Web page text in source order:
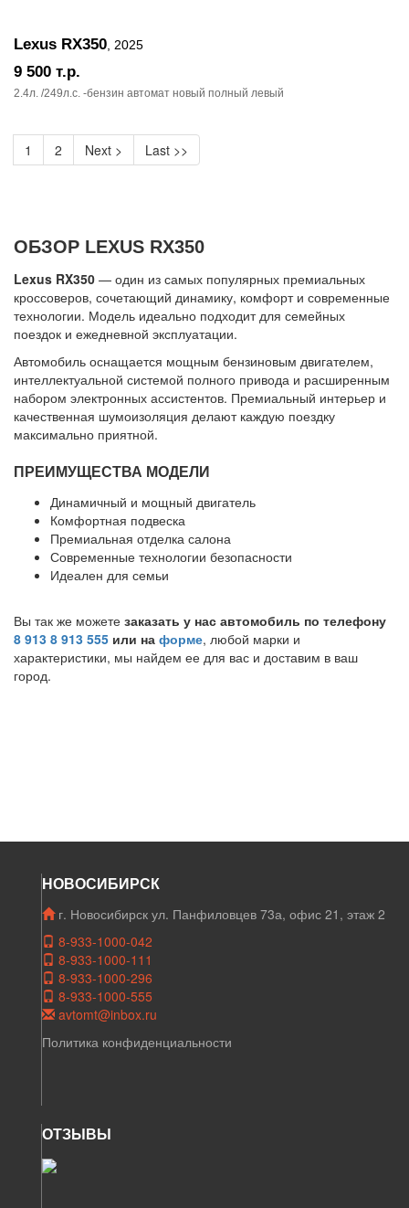
Lexus RX350 , 2025
9 500 т.р.
2.4л. /249л.c. -бензин автомат новый полный левый
1 2 Next > Last >>
ОБЗОР LEXUS RX350
Lexus RX350 — один из самых популярных премиальных
кроссоверов, сочетающий динамику, комфорт и современные
технологии. Модель идеально подходит для семейных
поездок и ежедневной эксплуатации.
Автомобиль оснащается мощным бензиновым двигателем,
интеллектуальной системой полного привода и расширенным
набором электронных ассистентов. Премиальный интерьер и
качественная шумоизоляция делают каждую поездку
максимально приятной.
ПРЕИМУЩЕСТВА МОДЕЛИ
Динамичный и мощный двигатель
Комфортная подвеска
Премиальная отделка салона
Современные технологии безопасности
Идеален для семьи
Вы так же можете заказать у нас автомобиль по телефону
8 913 8 913 555 или на форме, любой марки и
характеристики, мы найдем ее для вас и доставим в ваш
город.
НОВОСИБИРСК
г. Новосибирск ул. Панфиловцев 73а, офис 21, этаж 2
8-933-1000-042
8-933-1000-111
8-933-1000-296
8-933-1000-555
avtomt@inbox.ru
Политика конфиденциальности
ОТЗЫВЫ